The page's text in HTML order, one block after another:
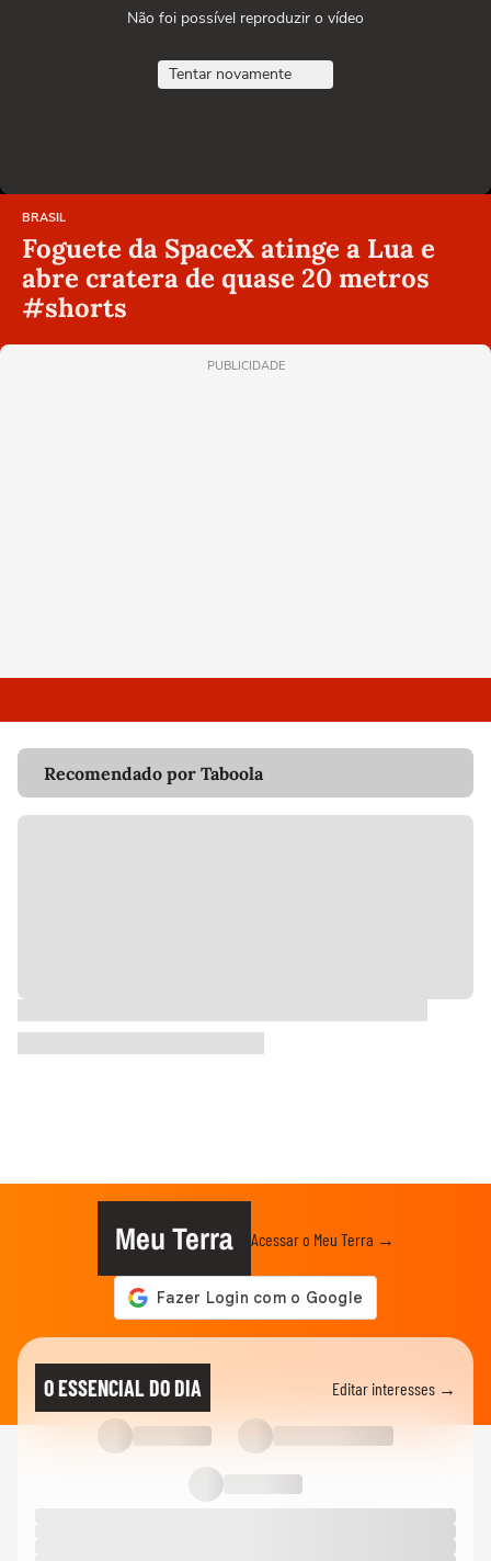
Não foi possível reproduzir o vídeo
Tentar novamente
BRASIL
Foguete da SpaceX atinge a Lua e
abre cratera de quase 20 metros
#shorts
PUBLICIDADE
Recomendado por Taboola
Meu Terra Acessar o Meu Terra →
O ESSENCIAL DO DIA Editar interesses →